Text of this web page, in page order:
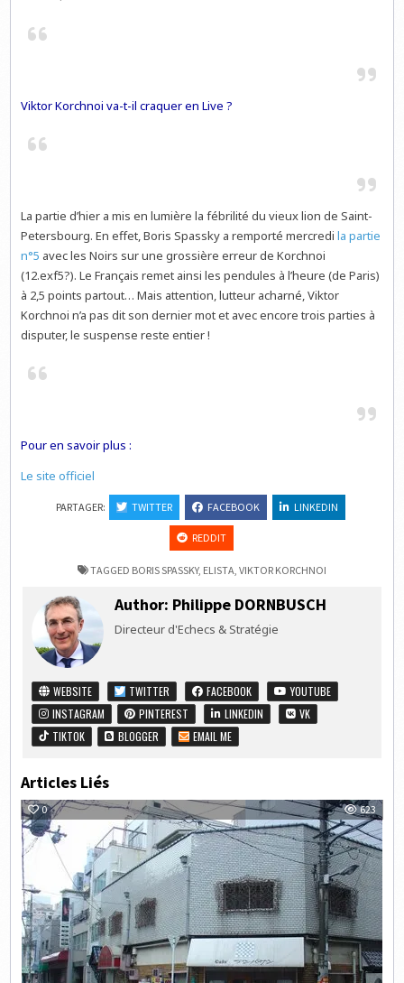
Viktor Korchnoi va-t-il craquer en Live ?
La partie d’hier a mis en lumière la fébrilité du vieux lion de Saint-
Petersbourg. En effet, Boris Spassky a remporté mercredila partie
n°5 avec les Noirs sur une grossière erreur de Korchnoi
(12.exf5?). Le Français remet ainsi les pendules à l’heure (de Paris)
à 2,5 points partout… Mais attention, lutteur acharné, Viktor
Korchnoi n’a pas dit son dernier mot et avec encore trois parties à
disputer, le suspense reste entier !
Pour en savoir plus :
Le site officiel
PARTAGER: TWITTER FACEBOOK LINKEDIN
REDDIT
TAGGED BORIS SPASSKY, ELISTA, VIKTOR KORCHNOI
Author: Philippe DORNBUSCH
Directeur d'Echecs & Stratégie
WEBSITE TWITTER FACEBOOK
YOUTUBE
INSTAGRAM
PINTEREST LINKEDIN
VK
TIKTOK
BLOGGER EMAIL ME
Articles Liés
0 623